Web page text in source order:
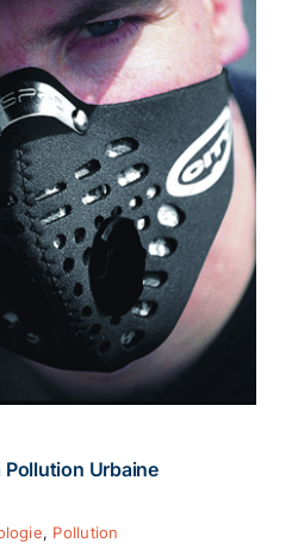
Urbaine
, Pollution